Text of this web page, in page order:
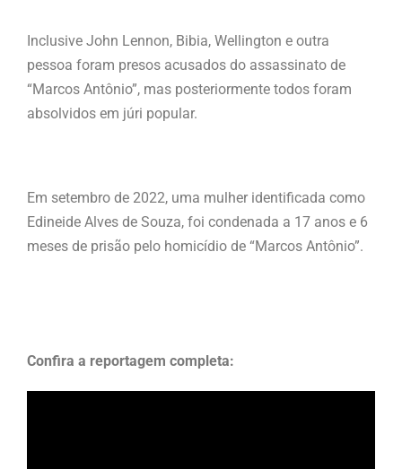
Inclusive John Lennon, Bibia, Wellington e outra
pessoa foram presos acusados do assassinato de
“Marcos Antônio”, mas posteriormente todos foram
absolvidos em júri popular.
Em setembro de 2022, uma mulher identificada como
Edineide Alves de Souza, foi condenada a 17 anos e 6
meses de prisão pelo homicídio de “Marcos Antônio”.
Confira a reportagem completa: